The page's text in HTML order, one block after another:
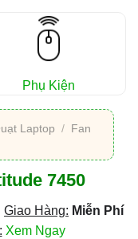
Phụ Kiện
Laptop / Fan
7450
Giao Hàng: Miễn Phí
Xem Ngay